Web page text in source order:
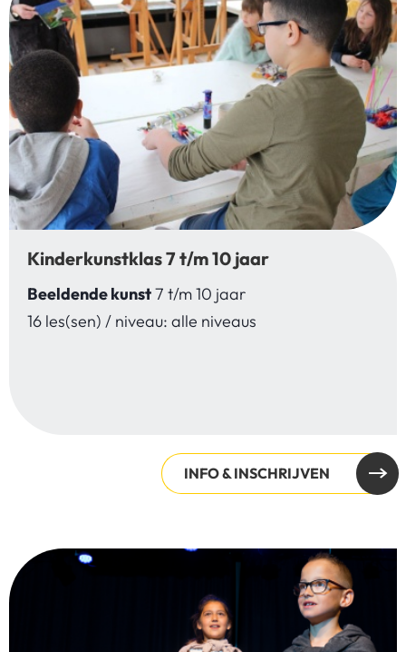
Kinderkunstklas 7 t/m 10 jaar
Beeldende kunst7 t/m 10 jaar
16 les(sen) / niveau: alle niveaus
INFO & INSCHRIJVEN